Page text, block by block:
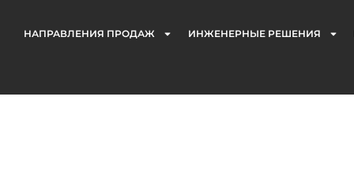
НАПРАВЛЕНИЯ ПРОДАЖ ИНЖЕНЕРНЫЕ РЕШЕНИЯ